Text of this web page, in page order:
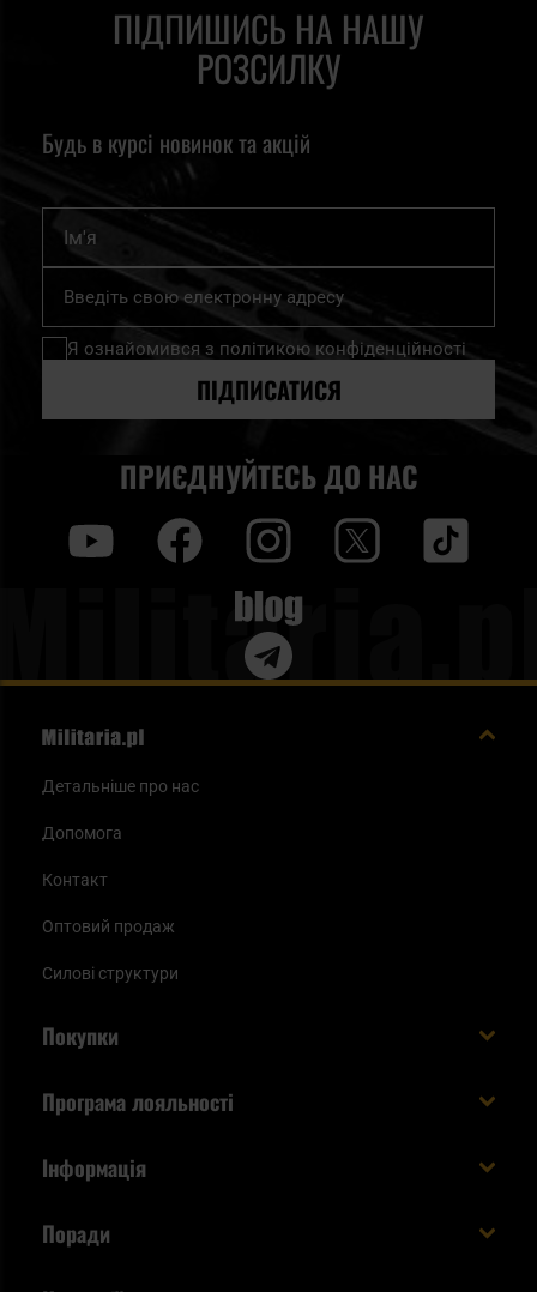
ПІДПИШИСЬ НА НАШУ
РОЗСИЛКУ
Будь в курсі новинок та акцій
Підпишіться
нашу
розсилку
Я ознайомився з політикою конфіденційності
ПІДПИСАТИСЯ
ПРИЄДНУЙТЕСЬ ДО НАС
Blog
Детальніше про нас
Допомога
Контакт
Оптовий продаж
Силові структури
Покупки
Способи оплати
Статус замовлення
Програма лояльності
Увійдіть в систему
Інформація
Поради